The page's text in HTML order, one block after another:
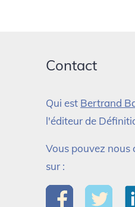
Contact
Qui est Bertrand
l'éditeur de
Vous pouvez nous
sur :